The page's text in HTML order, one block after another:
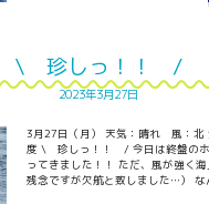
\ 珍しっ！！ /
2023年3月27日
3月27日（月） 天気：晴れ 風：
度 \ 珍しっ！！ / 今日は終盤のホ
ってきました！！ ただ、風が強く
残念ですが欠航と致しました…）